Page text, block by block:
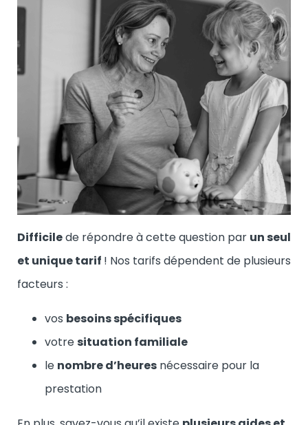
Difficilede répondre à cette question par un seul
et unique tarif ! Nos tarifs dépendent de plusieurs
facteurs :
vos besoins spécifiques
votre situation familiale
le nombre d’heures nécessaire pour la
prestation